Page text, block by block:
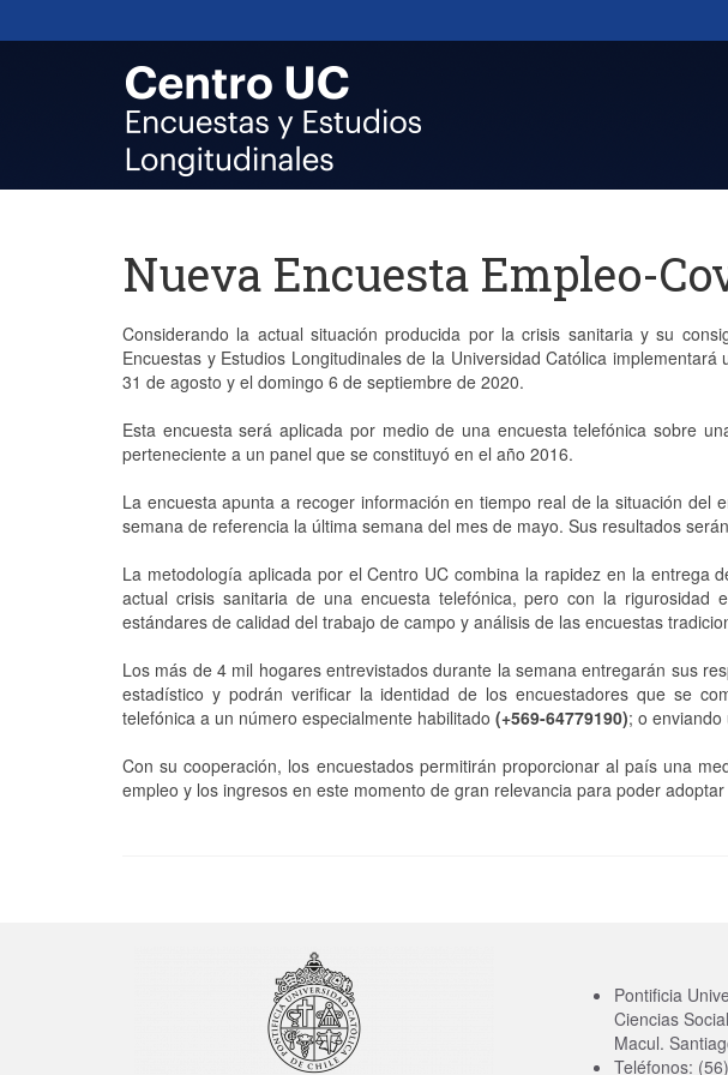
Nueva Encuesta Empleo-
Considerando la actual situación producida por la crisis sanitaria y su
Encuestas y Estudios Longitudinales de la Universidad Católica
31 de agosto y el domingo 6 de septiembre de 2020.
Esta encuesta será aplicada por medio de una encuesta telefónica sobre
perteneciente a un panel que se constituyó en el año 2016.
La encuesta apunta a recoger información en tiempo real de la situación del
semana de referencia la última semana del mes de mayo. Sus resultados
La metodología aplicada por el Centro UC combina la rapidez en la entrega
actual crisis sanitaria de una encuesta telefónica, pero con la rigurosidad
estándares de calidad del trabajo de campo y análisis de las encuestas
Los más de 4 mil hogares entrevistados durante la semana entregarán sus
estadístico y podrán verificar la identidad de los encuestadores que se
telefónica a un número especialmente habilitado (+569-64779190); o
Con su cooperación, los encuestados permitirán proporcionar al país una
empleo y los ingresos en este momento de gran relevancia para poder
Pontificia
Ciencias
Macul.
Teléfonos: